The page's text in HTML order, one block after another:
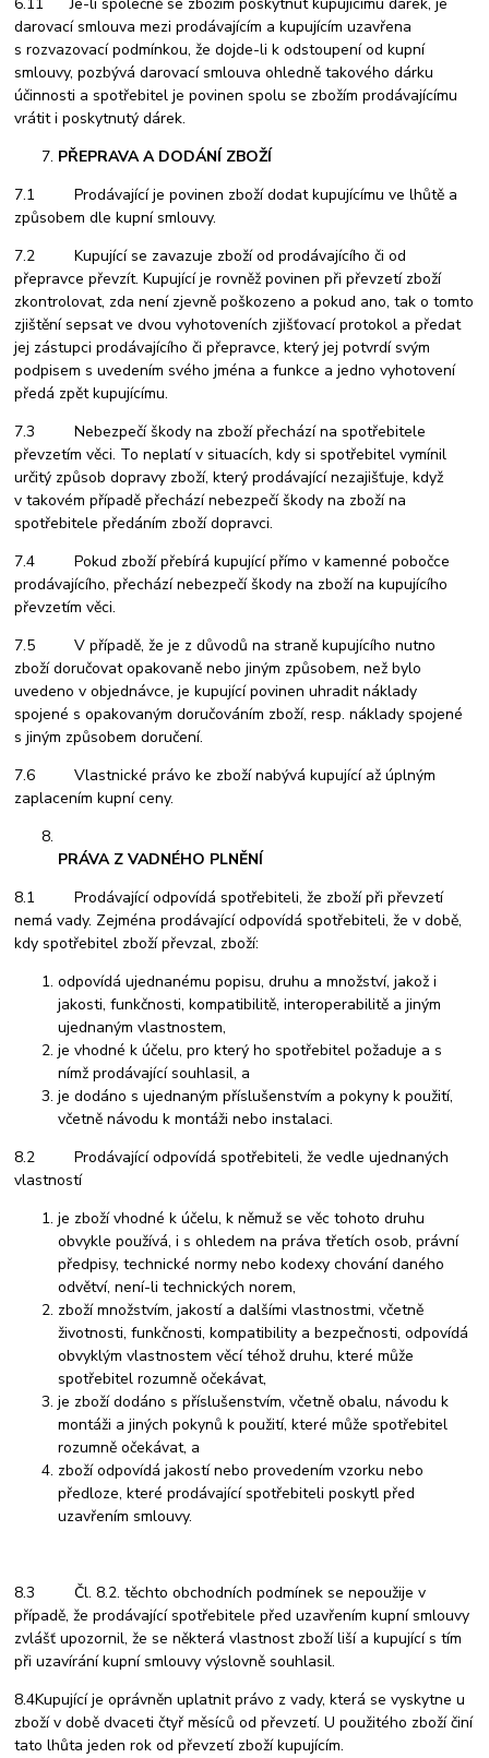
darovací smlouva mezi prodávajícím a kupujícím uzavřena
s rozvazovací podmínkou, že dojde-li k odstoupení od kupní
smlouvy, pozbývá darovací smlouva ohledně takového dárku
účinnosti a spotřebitel je povinen spolu se zbožím prodávajícímu
vrátit i poskytnutý dárek.
PŘEPRAVA A DODÁNÍ ZBOŽÍ
7.1 Prodávající je povinen zboží dodat kupujícímu ve lhůtě a
způsobem dle kupní smlouvy.
7.2 Kupující se zavazuje zboží od prodávajícího či od
přepravce převzít. Kupující je rovněž povinen při převzetí zboží
zkontrolovat, zda není zjevně poškozeno a pokud ano, tak o tomto
zjištění sepsat ve dvou vyhotoveních zjišťovací protokol a předat
jej zástupci prodávajícího či přepravce, který jej potvrdí svým
podpisem s uvedením svého jména a funkce a jedno vyhotovení
předá zpět kupujícímu.
7.3 Nebezpečí škody na zboží přechází na spotřebitele
převzetím věci. To neplatí v situacích, kdy si spotřebitel vymínil
určitý způsob dopravy zboží, který prodávající nezajišťuje, když
v takovém případě přechází nebezpečí škody na zboží na
spotřebitele předáním zboží dopravci.
7.4 Pokud zboží přebírá kupující přímo v kamenné pobočce
prodávajícího, přechází nebezpečí škody na zboží na kupujícího
převzetím věci.
7.5 V případě, že je z důvodů na straně kupujícího nutno
zboží doručovat opakovaně nebo jiným způsobem, než bylo
uvedeno v objednávce, je kupující povinen uhradit náklady
spojené s opakovaným doručováním zboží, resp. náklady spojené
s jiným způsobem doručení.
7.6 Vlastnické právo ke zboží nabývá kupující až úplným
zaplacením kupní ceny.
PRÁVA Z VADNÉHO PLNĚNÍ
8.1
Prodávající odpovídá spotřebiteli, že zboží při převzetí
nemá vady. Zejména prodávající odpovídá spotřebiteli, že v době,
kdy spotřebitel zboží převzal, zboží:
odpovídá ujednanému popisu, druhu a množství, jakož i
jakosti, funkčnosti, kompatibilitě, interoperabilitě a jiným
ujednaným vlastnostem,
je vhodné k účelu, pro který ho spotřebitel požaduje a s
nímž prodávající souhlasil, a
je dodáno s ujednaným příslušenstvím a pokyny k použití,
včetně návodu k montáži nebo instalaci.
8.2 Prodávající odpovídá spotřebiteli, že vedle ujednaných
vlastností
je zboží vhodné k účelu, k němuž se věc tohoto druhu
obvykle používá, i s ohledem na práva třetích osob, právní
předpisy, technické normy nebo kodexy chování daného
odvětví, není-li technických norem,
zboží množstvím, jakostí a dalšími vlastnostmi, včetně
životnosti, funkčnosti, kompatibility a bezpečnosti, odpovídá
obvyklým vlastnostem věcí téhož druhu, které může
spotřebitel rozumně očekávat,
je zboží dodáno s příslušenstvím, včetně obalu, návodu k
montáži a jiných pokynů k použití, které může spotřebitel
rozumně očekávat, a
zboží odpovídá jakostí nebo provedením vzorku nebo
předloze, které prodávající spotřebiteli poskytl před
uzavřením smlouvy.
8.3 Čl. 8.2. těchto obchodních podmínek se nepoužije v
případě, že prodávající spotřebitele před uzavřením kupní smlouvy
zvlášť upozornil, že se některá vlastnost zboží liší a kupující s tím
při uzavírání kupní smlouvy výslovně souhlasil.
8.4Kupující je oprávněn uplatnit právo z vady, která se vyskytne u
zboží v době dvaceti čtyř měsíců od převzetí. U použitého zboží činí
tato lhůta jeden rok od převzetí zboží kupujícím.